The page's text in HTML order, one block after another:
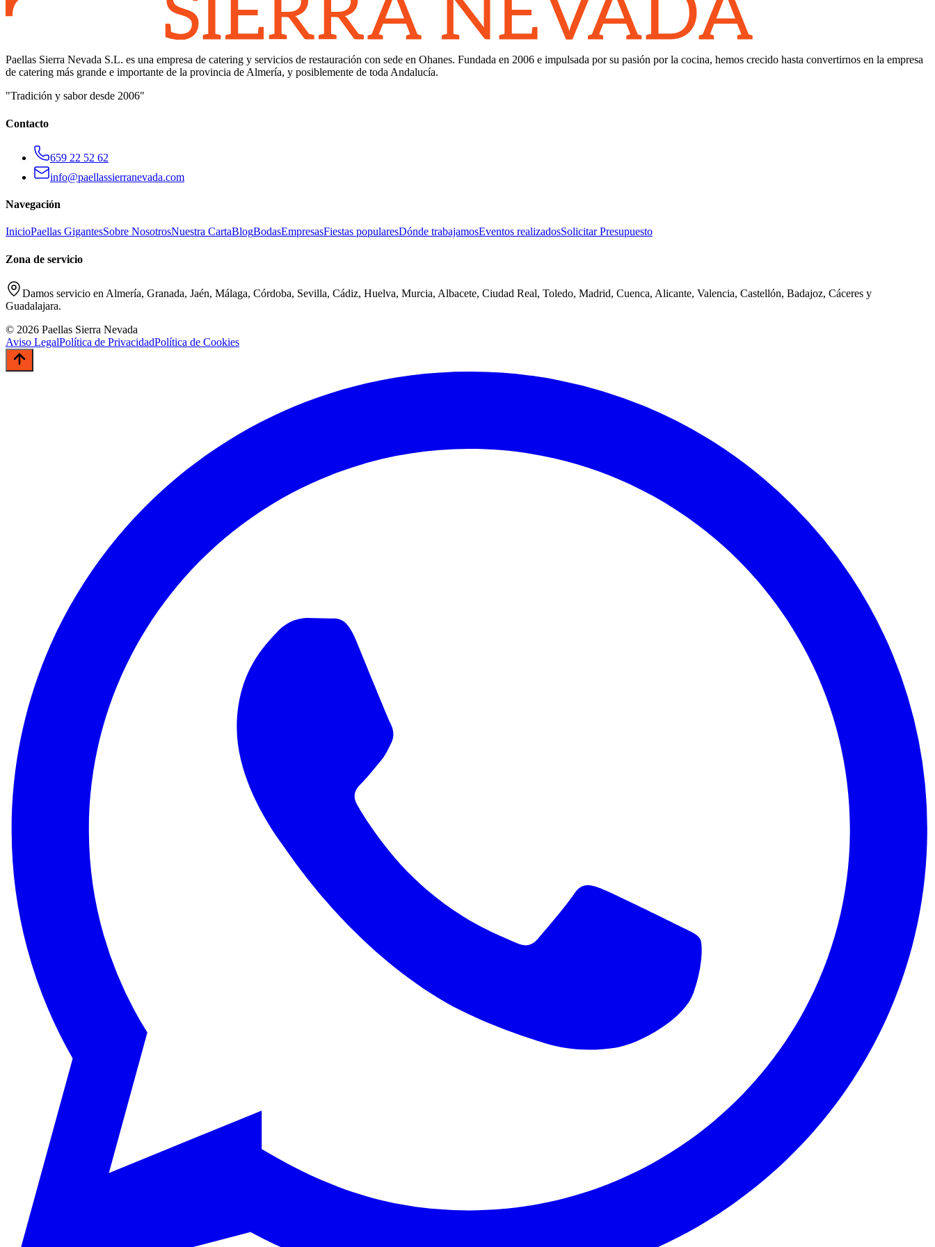
Paellas Sierra Nevada S.L. es una empresa de catering y servicios de restauración con sede en Ohanes. Fundada en 2006 e impulsada por su pasión por la cocina, hemos crecido hasta convertirnos en la empresa
de catering más grande e importante de la provincia de Almería, y posiblemente de toda Andalucía.
"Tradición y sabor desde 2006"
Contacto
659 22 52 62
info@paellassierranevada.com
Navegación
InicioPaellas GigantesSobre NosotrosNuestra CartaBlogBodasEmpresasFiestas popularesDónde trabajamosEventos realizadosSolicitar Presupuesto
Zona de servicio
Damos servicio en Almería, Granada, Jaén, Málaga, Córdoba, Sevilla, Cádiz, Huelva, Murcia, Albacete, Ciudad Real, Toledo, Madrid, Cuenca, Alicante, Valencia, Castellón, Badajoz, Cáceres y
Guadalajara.
© 2026 Paellas Sierra Nevada
Aviso LegalPolítica de PrivacidadPolítica de Cookies